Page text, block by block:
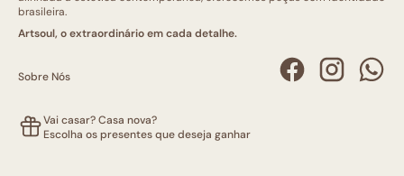
brasileira.
Artsoul, o extraordinário em cada detalhe.
Sobre Nós
Vai casar? Casa nova?
Escolha os presentes que deseja ganhar